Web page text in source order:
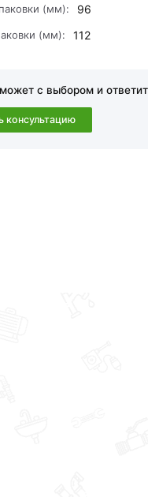
(мм): 96
(мм): 112
с выбором и
консультацию